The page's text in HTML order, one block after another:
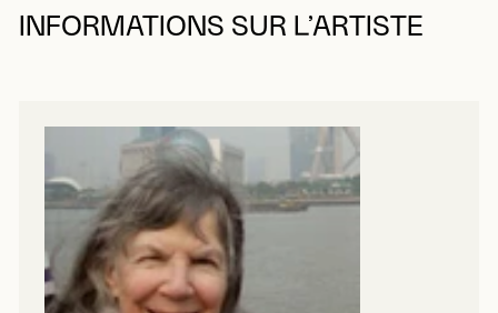
INFORMATIONS SUR L’ARTISTE